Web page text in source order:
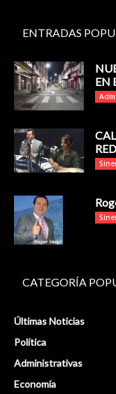
ENTRADAS
EN
CATEGORÍA
Últimas Noticias
Política
Administrativas
Economía